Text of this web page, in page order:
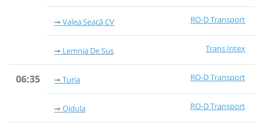
RO-D Transport
Valea Seacă CV
Trans Intex
Lemnia De Sus
06:35 RO-D Transport
Turia
RO-D Transport
Ojdula